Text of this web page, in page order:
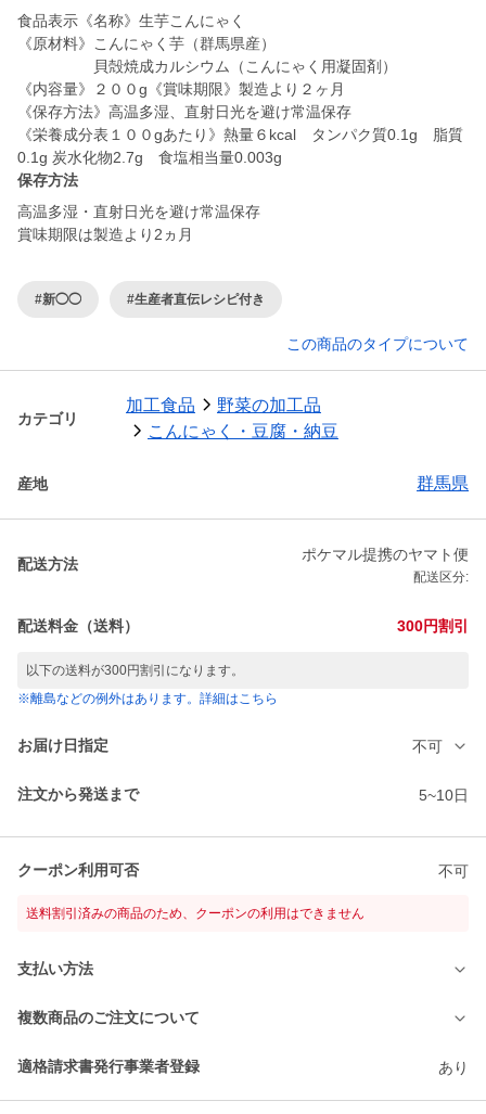
食品表示《名称》生芋こんにゃく
《原材料》こんにゃく芋（群馬県産）
貝殻焼成カルシウム（こんにゃく用凝固剤）
《内容量》２００g《賞味期限》製造より２ヶ月
《保存方法》高温多湿、直射日光を避け常温保存
《栄養成分表１００gあたり》熱量６kcal タンパク質0.1g 脂質
0.1g 炭水化物2.7g 食塩相当量0.003g
保存方法
高温多湿・直射日光を避け常温保存
賞味期限は製造より2ヵ月
#新◯◯ #生産者直伝レシピ付き
この商品のタイプについて
カテゴリ
加工食品
野菜の加工品
こんにゃく・豆腐・納豆
産地 群馬県
配送方法
ポケマル提携のヤマト便
配送区分:
配送料金（送料） 300円割引
以下の送料が300円割引になります。
※離島などの例外はあります。詳細はこちら
お届け日指定 不可
注文から発送まで 5~10日
クーポン利用可否 不可
送料割引済みの商品のため、クーポンの利用はできません
支払い方法
複数商品のご注文について
適格請求書発行事業者登録 あり